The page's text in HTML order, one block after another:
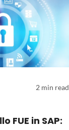
2 min read
FUE in SAP: